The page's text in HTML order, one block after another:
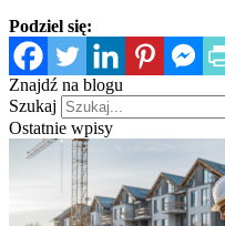
Podziel się:
Znajdź na blogu
Szukaj
Ostatnie wpisy